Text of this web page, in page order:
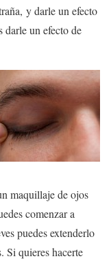
y darle un efecto
darle un efecto de
maquillaje de ojos
comenzar a
puedes extenderlo
Si quieres hacerte